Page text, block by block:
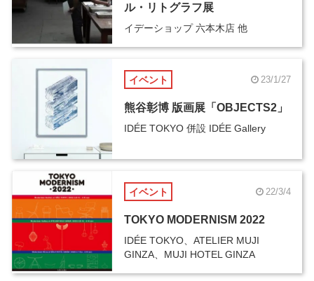
ル・リトグラフ展
イデーショップ 六本木店 他
イベント 23/1/27
熊谷彰博 版画展「OBJECTS2」
IDÉE TOKYO 併設 IDÉE Gallery
イベント 22/3/4
TOKYO MODERNISM 2022
IDÉE TOKYO、ATELIER MUJI
GINZA、MUJI HOTEL GINZA